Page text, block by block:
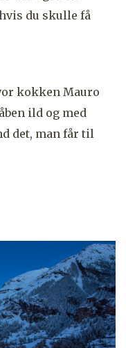
du skulle få
kokken Mauro
ild og med
det, man får til